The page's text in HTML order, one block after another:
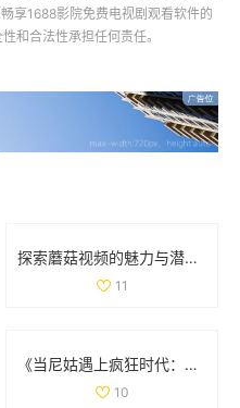
享1688影院免费电视剧观看软件的
和合法性承担任何责任。
探索蘑菇视频的魅力与潜力，重新定义短视频分享平台的未来
11
《当尼姑遇上疯狂时代：一段出乎意料的搞笑旅程》
10